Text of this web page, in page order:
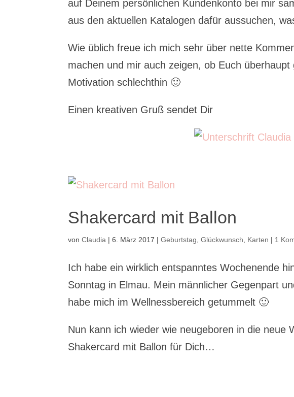
auf Deinem persönlichen Kundenkonto bei mir
aus den aktuellen Katalogen dafür aussuchen,
Wie üblich freue ich mich sehr über nette
machen und mir auch zeigen, ob Euch
Motivation schlechthin 🙂
Einen kreativen Gruß sendet Dir
Shakercard mit Ballon
vonClaudia |6. März 2017 |Geburtstag ,Glückwunsch Karten | 1
Ich habe ein wirklich entspanntes Wochenende
Sonntag in Elmau. Mein männlicher Gegenpart
habe mich im Wellnessbereich getummelt 🙂
Nun kann ich wieder wie neugeboren in die neue
Shakercard mit Ballon für Dich…